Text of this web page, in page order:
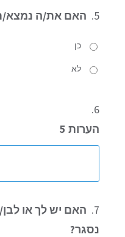
5. האם את/ה נמצא/ת
כן
לא
6.
הערות 5
7.
האם יש לך או
נסגר?